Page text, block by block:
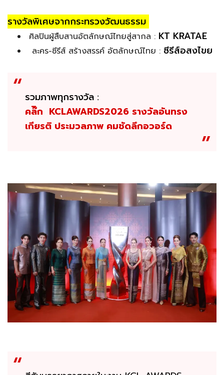
รางวัลพิเศษจากกระทรวงวัฒนธรรม
ศิลปินผู้สืบสานอัตลักษณ์ไทยสู่สากล : KT KRATAE
ละคร-ซีรีส์ สร้างสรรค์ อัตลักษณ์ไทย : ซีรีส์อสงไขย
รวมภาพทุกรางวัล :
คล๊ิก KCLAWARDS2026 รางวัลอันทรง
เกียรติ ประมวลภาพ คมชัดลึกอวอร์ด